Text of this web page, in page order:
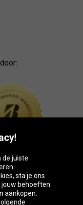
de juiste
sta je ons
behoeften
aankopen.